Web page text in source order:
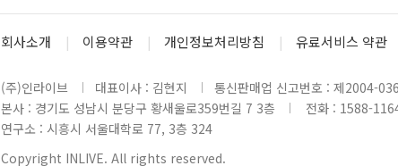
회사소개 이용약관 개인정보처리방침 유료서비스 약관
(주)인라이브 대표이사 : 김현지 통신판매업 신고번호 : 제2004-
본사 : 경기도 성남시 분당구 황새울로359번길 7 3층
전화 : 1588-
연구소 : 시흥시 서울대학로 77, 3층 324
Copyright INLIVE. All rights reserved.